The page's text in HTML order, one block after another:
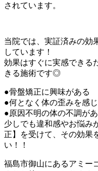
されています。
当院では、実証済みの効
しています！
効果はすぐに実感できる
きる施術です◎
●骨盤矯正に興味がある
●何となく体の歪みを感
●原因不明の体の不
少しでも違和感やお悩み
正】を受けて、その効果
い！！
福島市御山にあるアミー